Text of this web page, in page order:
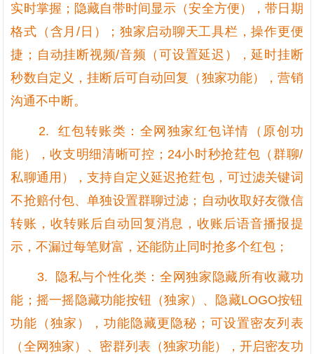
实时掌握；隐藏自带时间显示（安全方便），带日期
格式（含月/日）；独家启动聊天工具栏，操作更便
捷；自动挂断视频/音频（可设置延迟），延时挂断
秒数自定义，挂断后可自动回复（独家功能），营销
沟通不中断。
2. 红包转账类：全网独家红包详情（原创功
能），收支明细清晰可控；24小时秒抢荭包（群聊/
私聊通用），支持自定义延迟抢荭包，可过滤关键词
不抢赔付包、单独设置群聊过滤；自动收取好友微信
转账，收转账后自动回复消息，收账后语音播报提
示，不漏过每笔财富，还能防止同时抢多个红包；
3. 隐私与个性化类：全网独家隐藏所有收藏功
能；摇一摇隐藏功能按钮（独家）、隐藏LOGO按钮
功能（独家），功能隐藏更隐秘；可设置密友列表
（全网独家）、密群列表（独家功能），开启密友功